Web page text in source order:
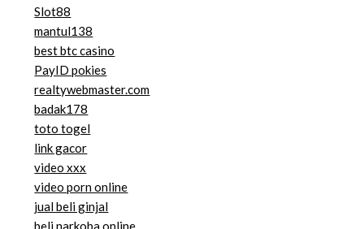
Slot88
mantul138
best btc casino
PayID pokies
realtywebmaster.com
badak178
toto togel
link gacor
video xxx
video porn online
jual beli ginjal
beli narkoba online